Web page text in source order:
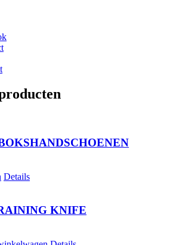
Dit
meerdere
optie
Details
KNIFE